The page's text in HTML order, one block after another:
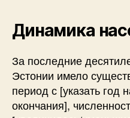
Динамика
За последние
Эстонии имело
период с [указать год
окончания],